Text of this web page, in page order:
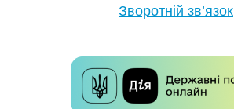
Зворотній зв’язок